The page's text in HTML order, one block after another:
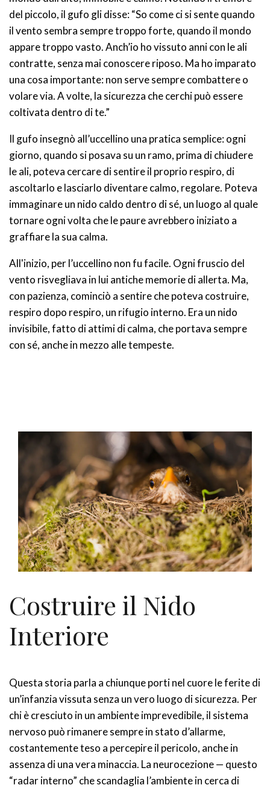
del piccolo, il gufo gli disse: “So come ci si sente quando
il vento sembra sempre troppo forte, quando il mondo
appare troppo vasto. Anch’io ho vissuto anni con le ali
contratte, senza mai conoscere riposo. Ma ho imparato
una cosa importante: non serve sempre combattere o
volare via. A volte, la sicurezza che cerchi può essere
coltivata dentro di te.”
Il gufo insegnò all’uccellino una pratica semplice: ogni
giorno, quando si posava su un ramo, prima di chiudere
le ali, poteva cercare di sentire il proprio respiro, di
ascoltarlo e lasciarlo diventare calmo, regolare. Poteva
immaginare un nido caldo dentro di sé, un luogo al quale
tornare ogni volta che le paure avrebbero iniziato a
graffiare la sua calma.
All'inizio, per l’uccellino non fu facile. Ogni fruscio del
vento risvegliava in lui antiche memorie di allerta. Ma,
con pazienza, cominciò a sentire che poteva costruire,
respiro dopo respiro, un rifugio interno. Era un nido
invisibile, fatto di attimi di calma, che portava sempre
con sé, anche in mezzo alle tempeste.
Costruire il Nido
Interiore
Questa storia parla a chiunque porti nel cuore le ferite di
un’infanzia vissuta senza un vero luogo di sicurezza. Per
chi è cresciuto in un ambiente imprevedibile, il sistema
nervoso può rimanere sempre in stato d’allarme,
costantemente teso a percepire il pericolo, anche in
assenza di una vera minaccia. La neurocezione — questo
“radar interno” che scandaglia l’ambiente in cerca di